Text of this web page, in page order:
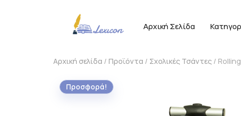
Αρχική Σελίδα
Αρχική σελίδα / Προϊόντα / Σχολικές Τσάντες /
Προσφορά!